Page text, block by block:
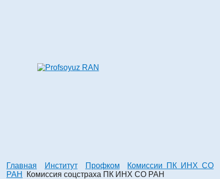
Главная Институт Профком
Комиссии ПК ИНХ СО
РАН
Комиссия соцстраха ПК ИНХ СО РАН